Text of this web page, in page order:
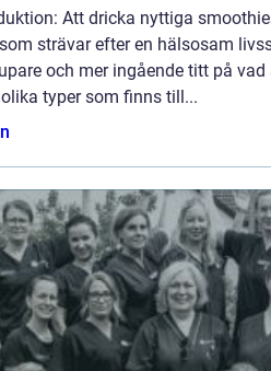
Att dricka nyttiga
strävar efter en hälsosam
och mer ingående titt på
typer som finns till...